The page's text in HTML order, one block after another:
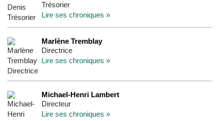
Trésorier
Lire ses chroniques »
Marlène Tremblay
Directrice
Lire ses chroniques »
Michael-Henri Lambert
Directeur
Lire ses chroniques »